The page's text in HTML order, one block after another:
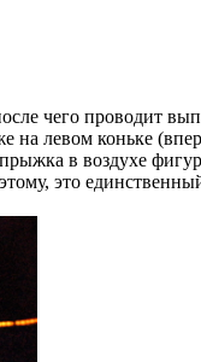
чего проводит
на левом коньке
в воздухе
это